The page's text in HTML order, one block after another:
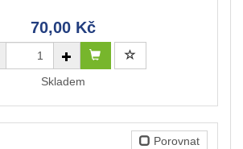
70,00 Kč
Skladem
Porovnat